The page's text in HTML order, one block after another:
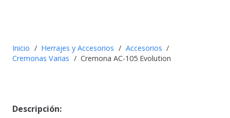
Inicio / Herrajes y Accesorios / Accesorios /
Cremonas Varias / Cremona AC-105 Evolution
Descripción: